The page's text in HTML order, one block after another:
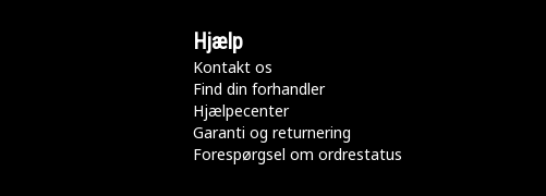
Hjælp
Kontakt os
Find din forhandler
Hjælpecenter
Garanti og returnering
Forespørgsel om ordrestatus